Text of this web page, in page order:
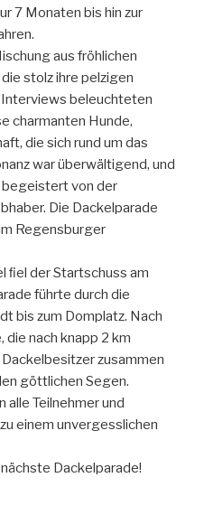
7 Monaten bis hin zur
aus fröhlichen
stolz ihre pelzigen
beleuchteten
charmanten Hunde,
die sich rund um das
war überwältigend, und
begeistert von der
Die Dackelparade
Regensburger
ﬁel der Startschuss am
führte durch die
bis zum Domplatz. Nach
die nach knapp 2 km
zusammen
göttlichen Segen.
alle Teilnehmer und
einem unvergesslichen
Dackelparade!